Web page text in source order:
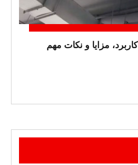
مزایا و نکات مهم